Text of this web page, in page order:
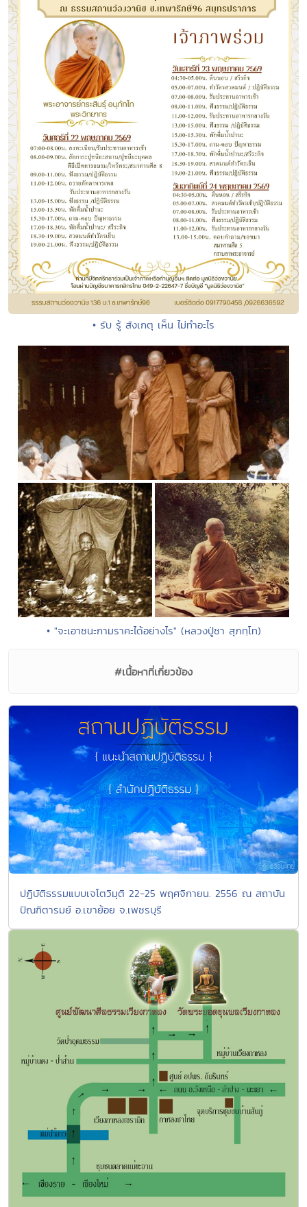
• รับ รู้ สังเกตุ เห็น ไม่ทำอะไร
• "จะเอาชนะกามราคะได้อย่างไร" (หลวงปู่ชา สุภทฺโท)
#เนื้อหาที่เกี่ยวข้อง
ปฏิบัติธรรมแบบเจโตวิมุติ 22-25 พฤศจิกายน. 2556 ณ สถาบัน
ปัณฑิตารมย์ อ.เขาย้อย จ.เพชรบุรี